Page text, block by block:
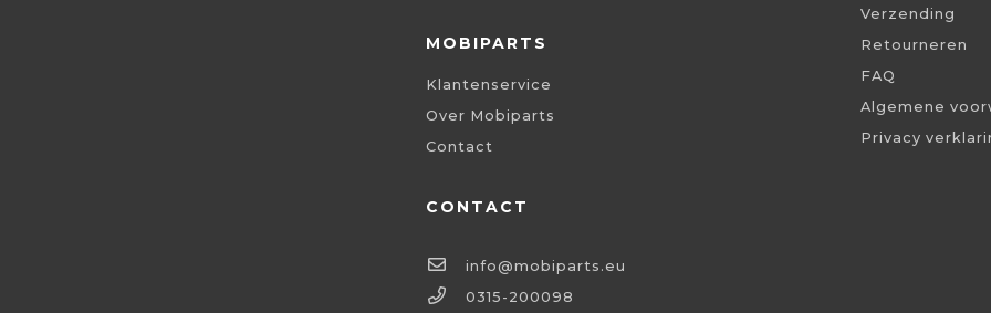
MOBIPARTS
Klantenservice
Over Mobiparts
Contact
CONTACT
info@mobiparts.eu
0315-200098
Verzending
Retourneren
FAQ
Algemene
Privacy